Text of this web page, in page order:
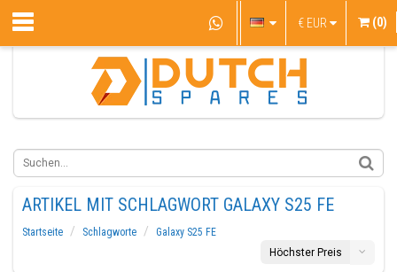
€ EUR (0)
ARTIKEL MIT SCHLAGWORT GALAXY S25 FE
Startseite Schlagworte
Galaxy S25 FE
Höchster Preis